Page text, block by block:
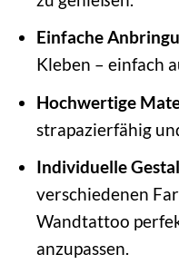
Einfache
Kleben – einfach
Hochwertige
strapazierfähig
Individuelle
verschiedenen
Wandtattoo
anzupassen.